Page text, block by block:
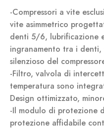
-Compressori a vite
vite asimmetrico
denti 5/6, lubrificazione
ingranamento tra i
silenzioso del
-Filtro, valvola di
temperatura sono
Design ottimizzato,
-Il modulo di protezione
protezione affidabile